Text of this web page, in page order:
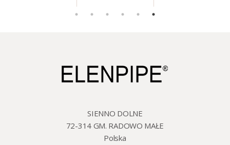
SIENNO DOLNE
72-314 GM. RADOWO MAŁE
Polska